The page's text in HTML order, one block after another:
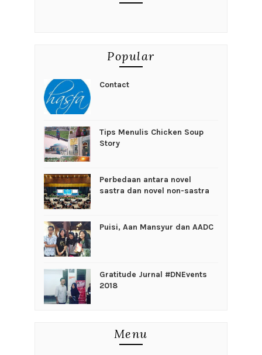
Popular
Contact
Tips Menulis Chicken Soup
Story
Perbedaan antara novel
sastra dan novel non-sastra
Puisi, Aan Mansyur dan AADC
Gratitude Jurnal #DNEvents
2018
Menu